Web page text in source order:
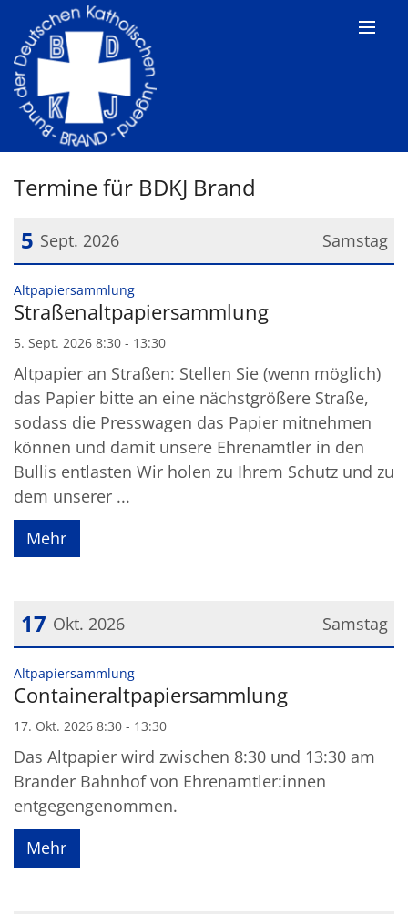
Zum Inhalt springen
Termine für BDKJ Brand
Samstag
5 Sept. 2026
Datum: 5. September 2026
Altpapiersammlung:
Straßenaltpapiersammlung
5. Sept. 2026 8:30 - 13:30
Altpapier an Straßen: Stellen Sie (wenn möglich)
das Papier bitte an eine nächstgrößere Straße,
sodass die Presswagen das Papier mitnehmen
können und damit unsere Ehrenamtler in den
Bullis entlasten Wir holen zu Ihrem Schutz und zu
dem unserer ...
Mehr
Samstag
17 Okt. 2026
Datum: 17. Oktober 2026
Altpapiersammlung:
Containeraltpapiersammlung
17. Okt. 2026 8:30 - 13:30
Das Altpapier wird zwischen 8:30 und 13:30 am
Brander Bahnhof von Ehrenamtler:innen
entgegengenommen.
Mehr